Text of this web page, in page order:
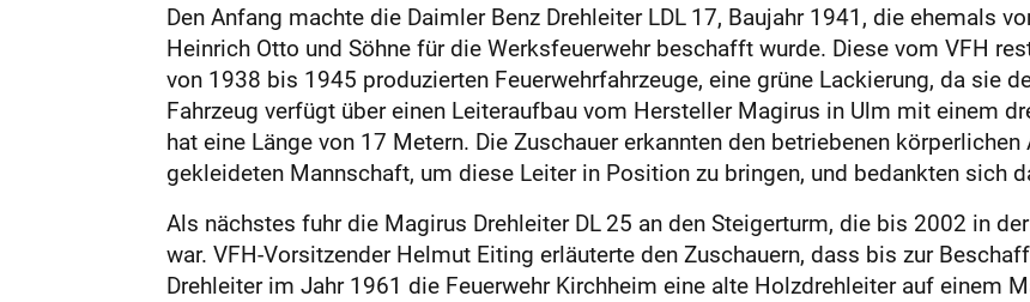
Den Anfang machte die Daimler Benz Drehleiter LDL 17, Baujahr 1941, die ehemals
Heinrich Otto und Söhne für die Werksfeuerwehr beschafft wurde. Diese vom VFH
von 1938 bis 1945 produzierten Feuerwehrfahrzeuge, eine grüne Lackierung, da sie
Fahrzeug verfügt über einen Leiteraufbau vom Hersteller Magirus in Ulm mit einem
hat eine Länge von 17 Metern. Die Zuschauer erkannten den betriebenen
gekleideten Mannschaft, um diese Leiter in Position zu bringen, und bedankten sich
Als nächstes fuhr die Magirus Drehleiter DL 25 an den Steigerturm, die bis 2002 in
war. VFH-Vorsitzender Helmut Eiting erläuterte den Zuschauern, dass bis zur
Drehleiter im Jahr 1961 die Feuerwehr Kirchheim eine alte Holzdrehleiter auf einem